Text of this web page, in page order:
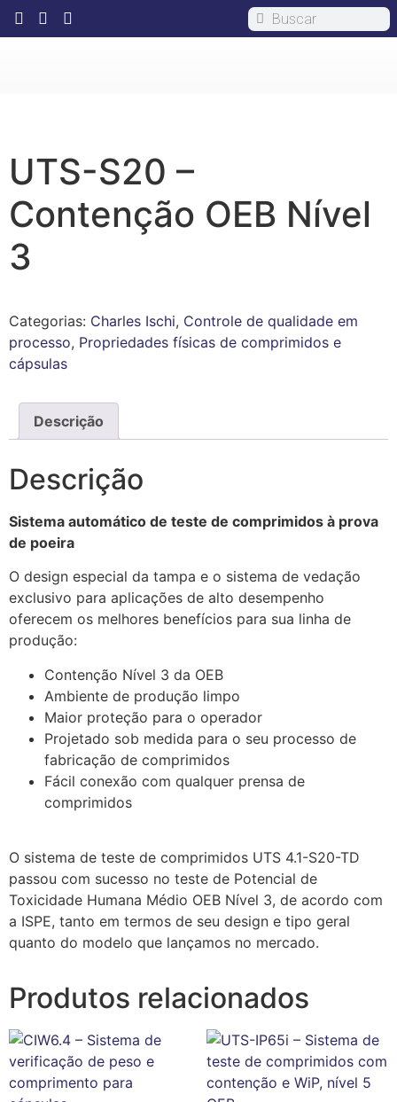
UTS-S20 –
Contenção OEB Nível
3
Categorias: Charles Ischi, Controle de qualidade em
processo, Propriedades físicas de comprimidos e
cápsulas
Descrição
Descrição
Sistema automático de teste de comprimidos à prova
de poeira
O design especial da tampa e o sistema de vedação
exclusivo para aplicações de alto desempenho
oferecem os melhores benefícios para sua linha de
produção:
Contenção Nível 3 da OEB
Ambiente de produção limpo
Maior proteção para o operador
Projetado sob medida para o seu processo de
fabricação de comprimidos
Fácil conexão com qualquer prensa de
comprimidos
O sistema de teste de comprimidos UTS 4.1-S20-TD
passou com sucesso no teste de Potencial de
Toxicidade Humana Médio OEB Nível 3, de acordo com
a ISPE, tanto em termos de seu design e tipo geral
quanto do modelo que lançamos no mercado.
Produtos relacionados